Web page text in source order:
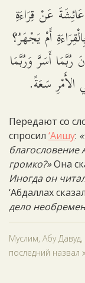
عَنْ قِرَاءَةِ
أَمْ يَجْهَرُ؟
أَسَرَّ وَرُبَّمَا
سَعَةً.
Передают со
спросил ‘Аишу:
благословение
громко?»Она
Иногда он
‘Абдаллах
дело
Муслим, Абу
последний назвал